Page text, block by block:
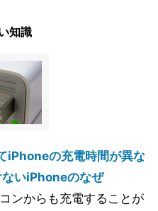
知識
iPhoneの充電時間が異な
いiPhoneのなぜ
ンからも充電することが